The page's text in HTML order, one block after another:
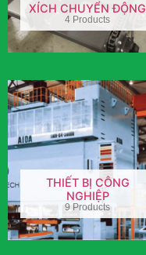
XÍCH CHUYỂN ĐỘNG
4 Products
THIẾT BỊ CÔNG
NGHIỆP
9 Products